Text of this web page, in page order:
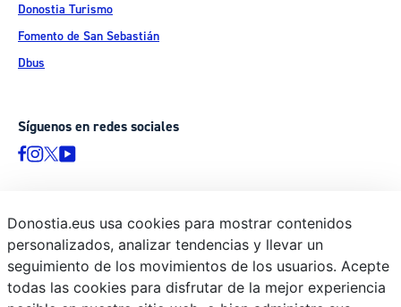
Donostia Turismo
Fomento de San Sebastián
Dbus
Síguenos en redes sociales
© Donostiako Udala - Ayuntamiento de Donostia / San Sebastián
Ijentea 1, 20003 Donostia / San Sebastián
Aviso legal
Donostia.eus usa cookies para mostrar contenidos
personalizados, analizar tendencias y llevar un
seguimiento de los movimientos de los usuarios. Acepte
todas las cookies para disfrutar de la mejor experiencia